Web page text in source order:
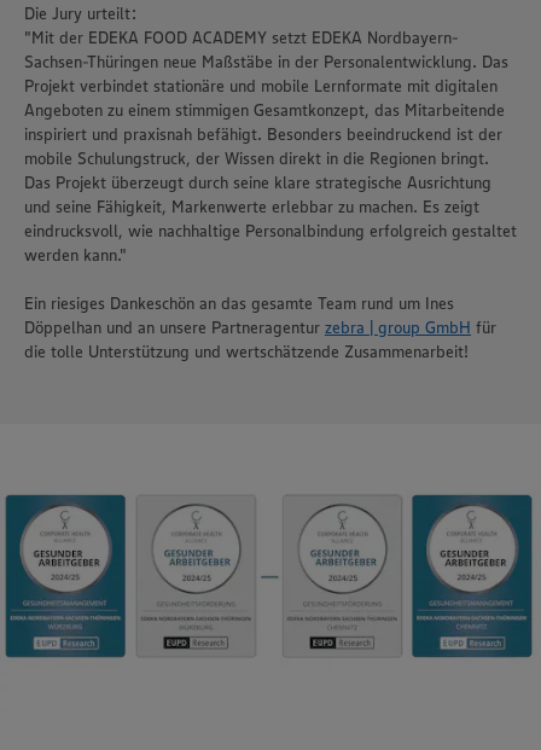
Die Jury urteilt:
"Mit der EDEKA FOOD ACADEMY setzt EDEKA Nordbayern-
Sachsen-Thüringen neue Maßstäbe in der Personalentwicklung. Das
Projekt verbindet stationäre und mobile Lernformate mit digitalen
Angeboten zu einem stimmigen Gesamtkonzept, das Mitarbeitende
inspiriert und praxisnah befähigt. Besonders beeindruckend ist der
mobile Schulungstruck, der Wissen direkt in die Regionen bringt.
Das Projekt überzeugt durch seine klare strategische Ausrichtung
und seine Fähigkeit, Markenwerte erlebbar zu machen. Es zeigt
eindrucksvoll, wie nachhaltige Personalbindung erfolgreich gestaltet
werden kann."
Ein riesiges Dankeschön an das gesamte Team rund um Ines
Döppelhan und an unsere Partneragentur zebra | group GmbH für
die tolle Unterstützung und wertschätzende Zusammenarbeit!